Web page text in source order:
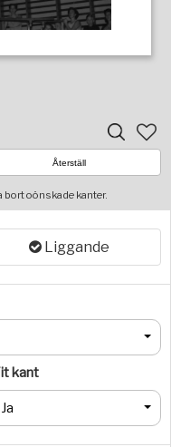
Återställ
bort oönskade kanter.
Liggande
kant
Ja